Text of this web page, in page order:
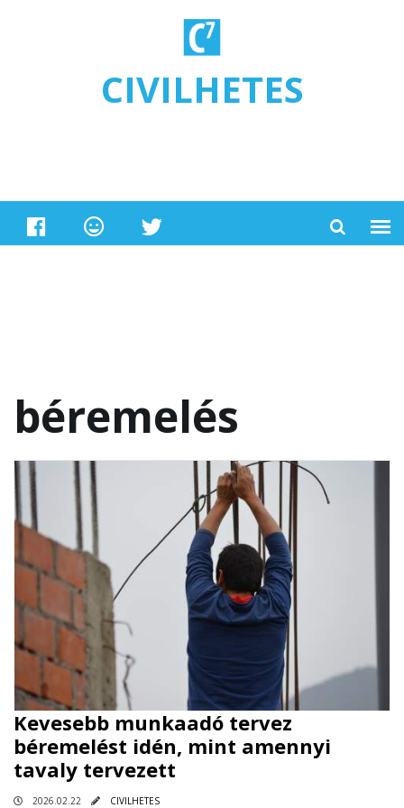
CIVILHETES
Kevesebb munkaadó tervez
béremelést idén, mint amennyi
tavaly tervezett
2026.02.22 CIVILHETES